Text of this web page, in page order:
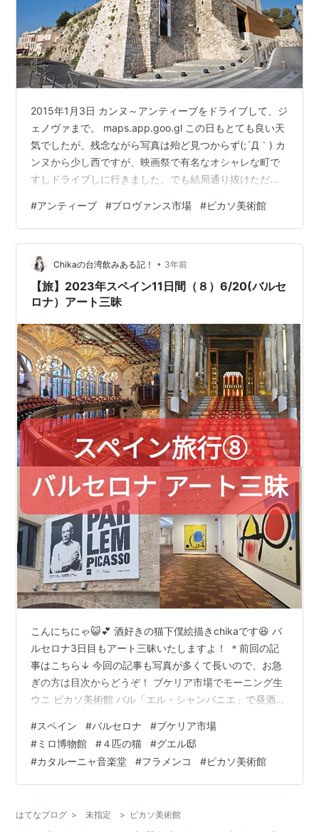
2015年1月3日 カンヌ～アンティーブをドライブして、ジ
ェノヴァまで。 maps.app.goo.gl この日もとても良い天
気でしたが、残念ながら写真は殆ど見つからず(;´Д｀) カ
ンヌから少し西ですが、映画祭で有名なオシャレな町で
すしドライブしに行きました。でも結局通り抜けただ
あります。このアンティーブには有名なピカソ美術館が
あるので寄って行くことに、、、、、美術館はピカソが
アトリエに使っていたお城がそのまま使われています。
↑ ↑ ↑ ↑ ↑ これはネット上にあった写真です。 こちら
は気に入った絵のマグネット ↓ ↓ ↓ ↓ ↓ ピカソ美…
#アンティーブ #プロヴァンス市場 #ピカソ美術館
Chikaの台湾飲みある記！ • 3年前
【旅】2023年スペイン11日間（８）6/20(バルセ
ロナ）アート三昧
こんにちにゃ😺💕 酒好きの猫下僕絵描きchikaです😆 バ
ルセロナ3日目もアート三昧いたしますよ！ ＊前回の記
事はこちら↓ 今回の記事も写真が多くて長いので、お急
ぎの方は目次からどうぞ！ ブケリア市場でモーニング生
ウニ ピカソ美術館 バル「エル・シャンパニエ」で昼酒
術館 カタルーニャ音楽堂 ブケリア市場でモーニング生ウ
ニ 昨夜ブケリア市場で食べたシーフードが美味しくて朝
っぱらからやってきました！ わーお！まだ生きてる！ピ
ッチピチ！💕 きゃー！ウニよ！💕このまま食べられるん
速・・・ ぱっかーん！…
#スペイン #バルセロナ #ブケリア市場
#ミロ博物館 #４匹の猫 #グエル邸
#カタルーニャ音楽堂 #フラメンコ #ピカソ美術館
はてなブログ > 未指定 > ピカソ美術館